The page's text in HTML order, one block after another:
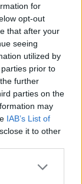
for
opt-out
that after your
seeing
utilized by
prior to
further
parties on the
may
IAB’s List of
it to other
PLUS
Risør